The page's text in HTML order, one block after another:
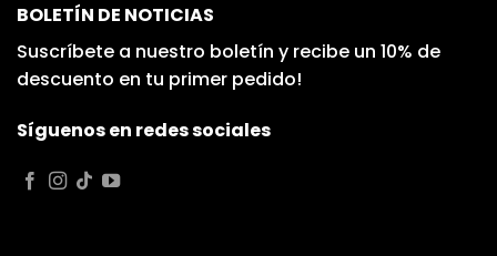
BOLETÍN DE NOTICIAS
Suscríbete a nuestro boletín y recibe un 10% de
descuento en tu primer pedido!
Síguenos en redes sociales